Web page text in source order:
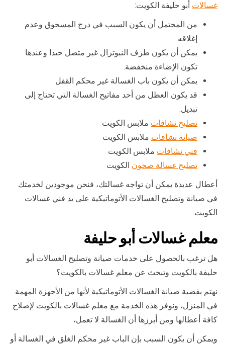
غسالات أبو حليفة الكويت:
من المحتمل أن يكون السبب في درج المسحوق وعدم
إغلاقه.
يمكن أن يكون طرف النيوترال غير متصل جيدا وعندها
تكون الإضاءة منخفضة.
يمكن أن يكون باب الغسالة غير محكم القفل
قد يكون العطل من أحد مفاتيح الغسالة التي تحتاج إلى
تبديل.
تصليح نشافات ملابس الكويت
صيانة نشافات ملابس الكويت
فني نشافات ملابس الكويت
تصليح غسالة صحون الكويت
أعطال عديدة يمكن أن تواجه غسالتك، فنحن موجودين لخدمتك
في صيانة وتصليح الغسالات الأتوماتيكية على يد فني غسالات
الكويت.
معلم غسالات أبو حليفة
هل ترغب بالحصول على خدمات صيانة وتصليح الغسالات أبو
حليفة بالكويت وتبحث عن معلم غسالات بالكويت؟
نهتم بقضية صيانة الغسالات الأتوماتيكية لأنها من الأجهزة المهمة
في المنزل، ونوفر هذه الخدمة مع معلم غسالات بالكويت لإصلاح
كافة أعطالها ومن أبرزها أن الغسالة لا تعمل،
ويمكن أن يكون السبب بإن الباب غير محكم الغلق في الغسالة أو